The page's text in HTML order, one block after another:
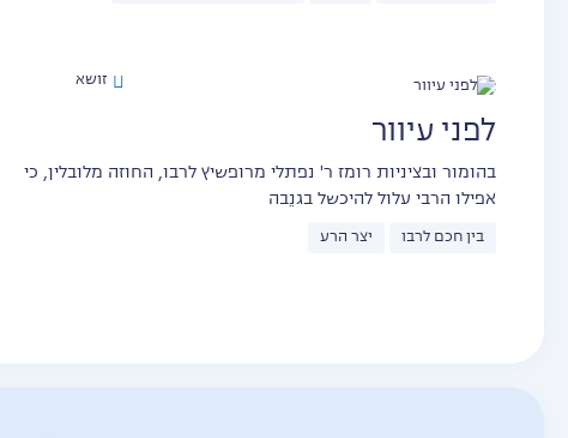
זושא
לפני עיוור
בהומור ובציניות רומז ר' נפתלי מרופשיץ לרבו, החוזה מלובלין, כי
אפילו הרבי עלול להיכשל בגנֵבה
בין חכם לרבו יצר הרע